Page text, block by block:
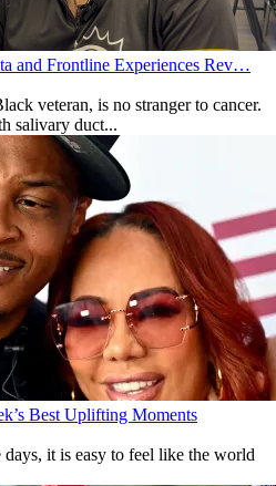
and Frontline Experiences Rev…
veteran, is no stranger to cancer.
salivary duct...
Best Uplifting Moments
it is easy to feel like the world